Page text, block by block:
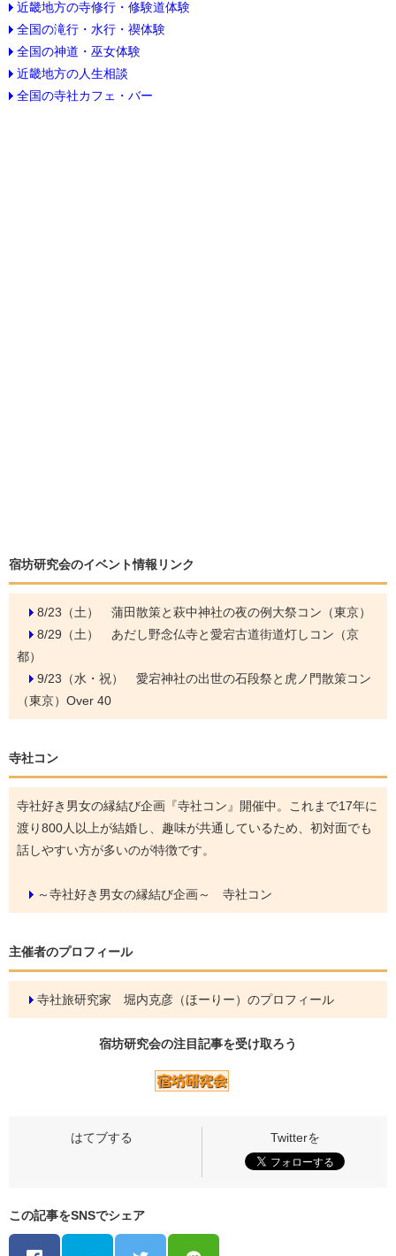
近畿地方の寺修行・修験道体験
全国の滝行・水行・禊体験
全国の神道・巫女体験
近畿地方の人生相談
全国の寺社カフェ・バー
宿坊研究会のイベント情報リンク
8/23（土） 蒲田散策と萩中神社の夜の例大祭コン（東京）
8/29（土） あだし野念仏寺と愛宕古道街道灯しコン（京
都）
9/23（水・祝） 愛宕神社の出世の石段祭と虎ノ門散策コン
（東京）Over 40
寺社コン
寺社好き男女の縁結び企画『寺社コン』開催中。これまで17年に
渡り800人以上が結婚し、趣味が共通しているため、初対面でも
話しやすい方が多いのが特徴です。
～寺社好き男女の縁結び企画～ 寺社コン
主催者のプロフィール
寺社旅研究家 堀内克彦（ほーりー）のプロフィール
宿坊研究会の注目記事を受け取ろう
この記事をSNSでシェア